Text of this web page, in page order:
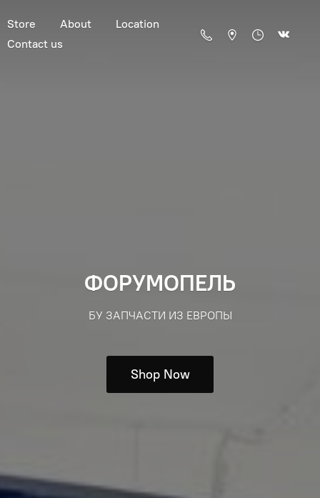
Store About
Location
Contact us
ФОРУМОПЕЛЬ
БУ ЗАПЧАСТИ ИЗ ЕВРОПЫ
Shop Now